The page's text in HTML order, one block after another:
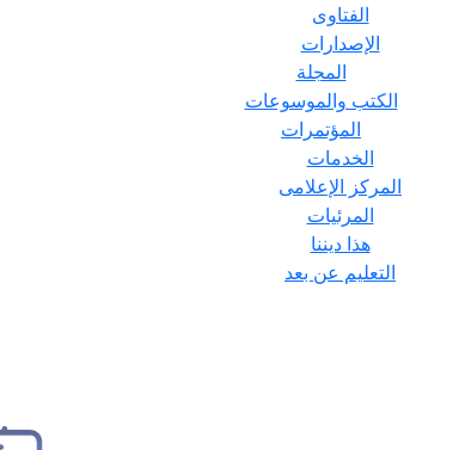
الفتاوى
الإصدارات
المجلة
الكتب والموسوعات
المؤتمرات
الخدمات
المركز الإعلامى
المرئيات
هذا ديننا
التعليم عن بعد